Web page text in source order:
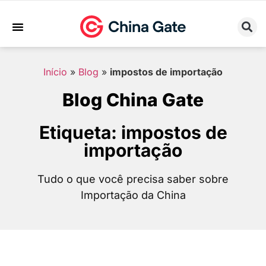
Início » Blog » impostos de importação
Blog China Gate
Etiqueta: impostos de
importação
Tudo o que você precisa saber sobre
Importação da China